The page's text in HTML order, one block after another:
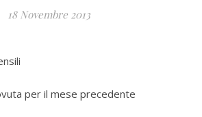
18 Novembre 2013
per il mese precedente